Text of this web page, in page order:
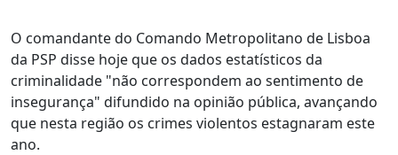
O comandante do Comando Metropolitano de Lisboa
da PSP disse hoje que os dados estatísticos da
criminalidade "não correspondem ao sentimento de
insegurança" difundido na opinião pública, avançando
que nesta região os crimes violentos estagnaram este
ano.